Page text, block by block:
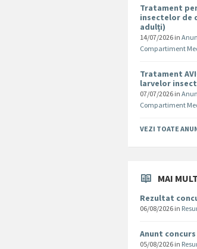
Tratament
insectelor de
adulți)
14/07/2026 in
Compartiment
Tratament
larvelor
07/07/2026 in
Compartiment
VEZI TOATE
MAI
Rezultat
06/08/2026 in
Anunt concurs
05/08/2026 in